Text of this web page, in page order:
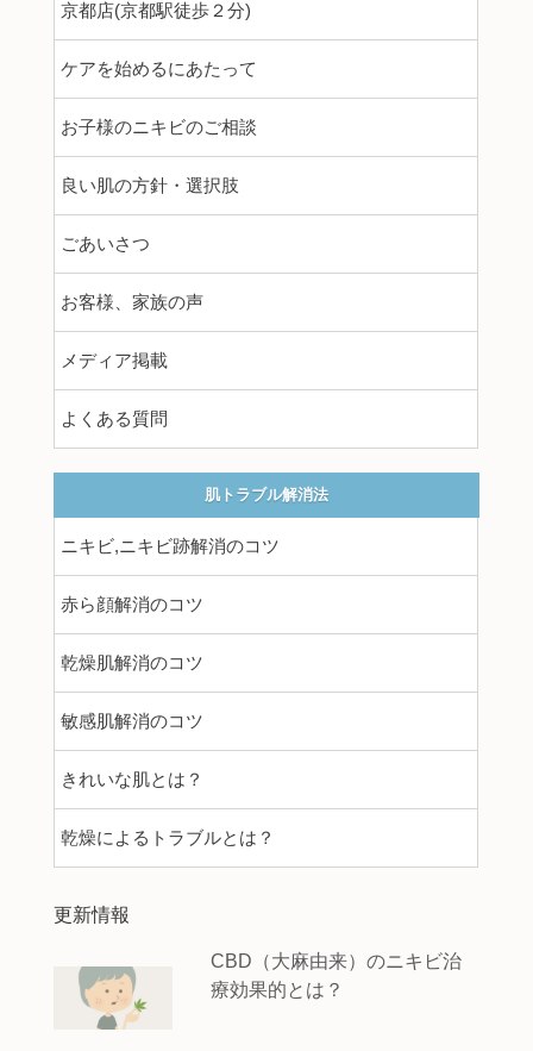
京都店(京都駅徒歩２分)
ケアを始めるにあたって
お子様のニキビのご相談
良い肌の方針・選択肢
ごあいさつ
お客様、家族の声
メディア掲載
よくある質問
肌トラブル解消法
ニキビ,ニキビ跡解消のコツ
赤ら顔解消のコツ
乾燥肌解消のコツ
敏感肌解消のコツ
きれいな肌とは？
乾燥によるトラブルとは？
更新情報
CBD（大麻由来）のニキビ治
療効果的とは？